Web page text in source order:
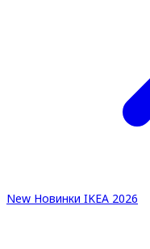
New Новинки IKEA 2026